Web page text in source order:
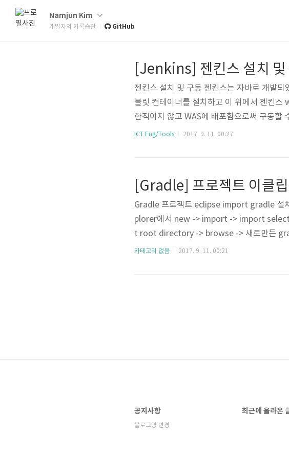
Namjun Kim
개발자의 기록습관 GitHub
[Jenkins] 젠킨스 설치 및
젠킨스 설치 및 구동 젠킨스는 자바로 개발
블릿 컨테이너를 설치하고 이 위에서 젠킨스
한적이지 않고 WAS에 배포함으로써 구동할
니다. JDK 설치 http://www.oracle.com/
ICT Eng/Tools 2017. 9. 11. 00:27
[Gradle] 프로젝트 이클립
Gradle 프로젝트 eclipse import gradle 설
plorer에서 new -> import -> import
t root directory -> browse -> 새로만든
추가한 gradle 프로젝트가 생성됨 Finish $
카테고리 없음 2017. 9. 11. 00:21
공지사항
블로그명 변경
최근에 올라온